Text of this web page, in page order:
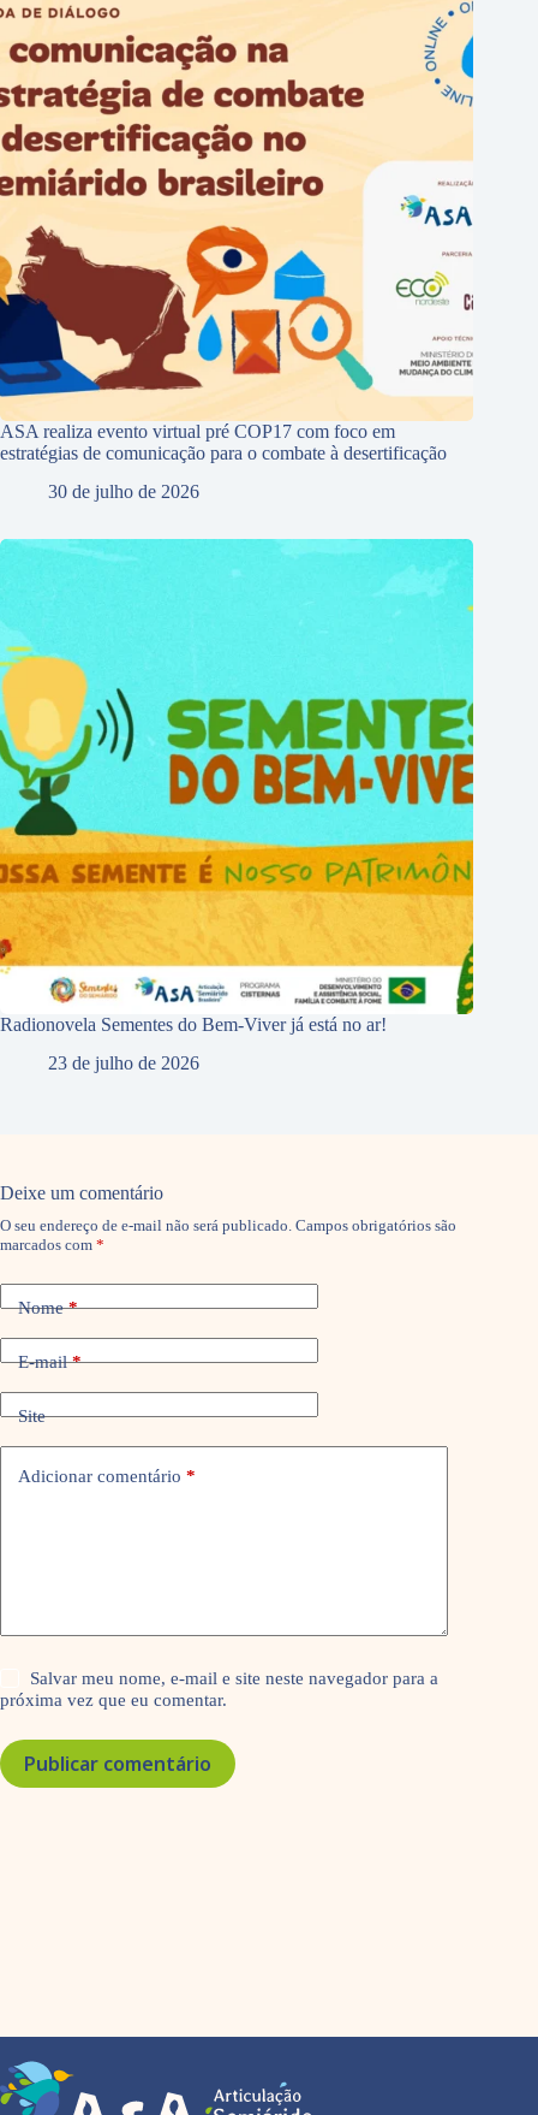
ASA realiza evento virtual pré COP17 com foco em
estratégias de comunicação para o combate à desertificação
30 de julho de 2026
Radionovela Sementes do Bem-Viver já está no ar!
23 de julho de 2026
Deixe um comentário
O seu endereço de e-mail não será publicado. Campos obrigatórios são
marcados com *
Nome*
E-mail*
Site
Adicionar comentário *
Salvar meu nome, e-mail e site neste navegador para a
próxima vez que eu comentar.
Publicar comentário